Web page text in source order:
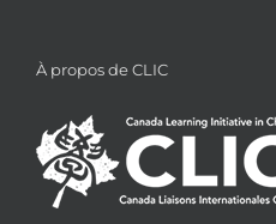
À propos de CLIC